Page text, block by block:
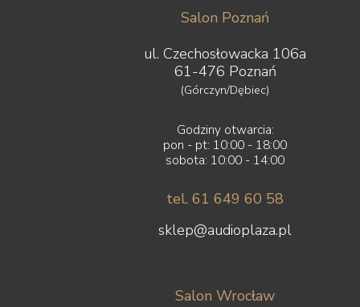
Salon Poznań
ul. Czechosłowacka 106a
61-476 Poznań
(Górczyn/Dębiec)
Godziny otwarcia:
pon - pt: 10:00 - 18:00
sobota: 10:00 - 14:00
tel. 61 649 60 58
sklep@audioplaza.pl
Salon Wrocław